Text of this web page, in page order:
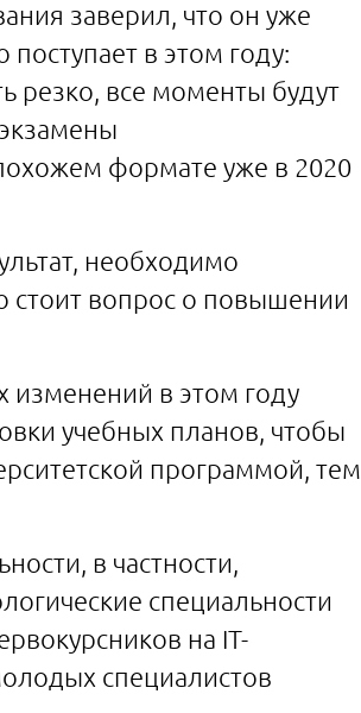
заверил, что он уже
поступает в этом году:
резко, все моменты будут
формате уже в 2020
необходимо
стоит вопрос о повышении
изменений в этом году
учебных планов, чтобы
программой, тем
в частности,
специальности
на IT-
специалистов